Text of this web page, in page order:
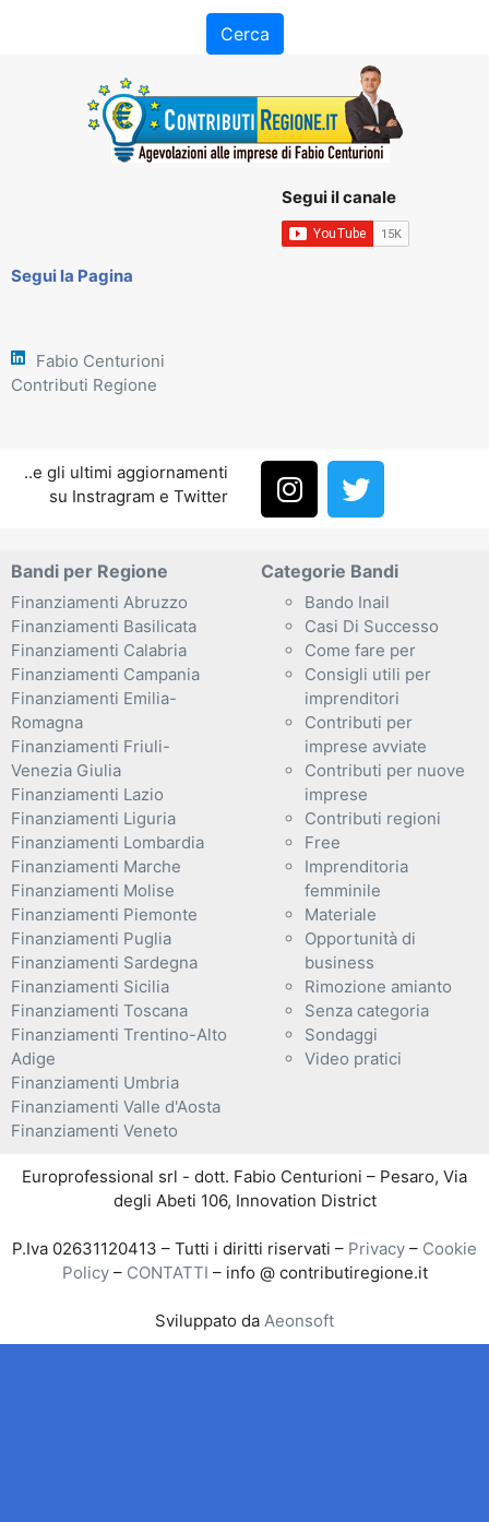
Cerca
Segui il canale
Segui la Pagina
Fabio Centurioni
Contributi Regione
..e gli ultimi aggiornamenti
su Instragram e Twitter
Bandi per Regione
Finanziamenti Abruzzo
Finanziamenti Basilicata
Finanziamenti Calabria
Finanziamenti Campania
Finanziamenti Emilia-
Romagna
Finanziamenti Friuli-
Venezia Giulia
Finanziamenti Lazio
Finanziamenti Liguria
Finanziamenti Lombardia
Finanziamenti Marche
Finanziamenti Molise
Finanziamenti Piemonte
Finanziamenti Puglia
Finanziamenti Sardegna
Finanziamenti Sicilia
Finanziamenti Toscana
Finanziamenti Trentino-Alto
Adige
Finanziamenti Umbria
Finanziamenti Valle d'Aosta
Finanziamenti Veneto
Categorie Bandi
Bando Inail
Casi Di Successo
Come fare per
Consigli utili per
imprenditori
Contributi per
imprese avviate
Contributi per nuove
imprese
Contributi regioni
Free
Imprenditoria
femminile
Materiale
Opportunità di
business
Rimozione amianto
Senza categoria
Sondaggi
Video pratici
Europrofessional srl - dott. Fabio Centurioni – Pesaro, Via
degli Abeti 106, Innovation District
P.Iva 02631120413 – Tutti i diritti riservati – Privacy – Cookie
Policy– CONTATTI – info @ contributiregione.it
Sviluppato da Aeonsoft